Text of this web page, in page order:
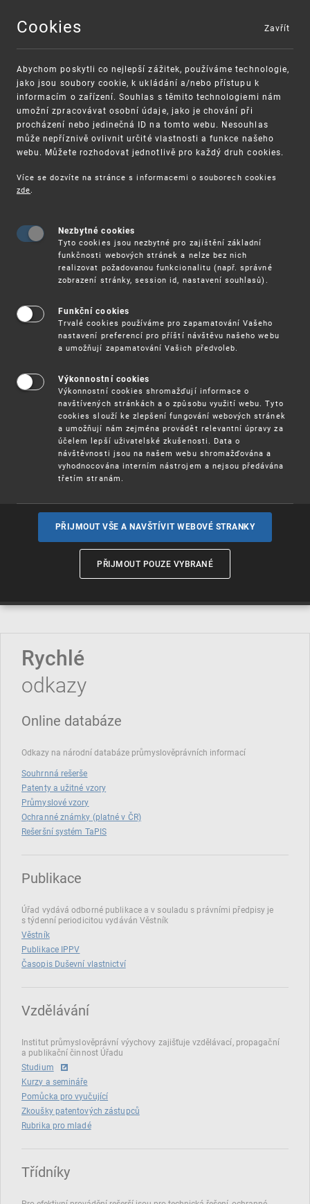
MENU
VAROVÁNÍ
Finanční podpora
Vynálezy / Patenty
Užitnévzory
Ochrannéznámky
Označení původua zeměpisná
Rychlé
odkazy
Online databáze
Odkazy na národní databáze průmyslověprávních informací
Souhrnná rešerše
Patenty a užitné vzory
Průmyslové vzory
Ochranné známky (platné v ČR)
Rešeršní systém TaPIS
Publikace
Úřad vydává odborné publikace a v souladu s právními předpisy je
s týdenní periodicitou vydáván Věstník
Věstník
Publikace IPPV
Časopis Duševní vlastnictví
Vzdělávání
Institut průmyslověprávní výychovy zajišťuje vzdělávací, propagační
a publikační činnost Úřadu
Studium
Kurzy a semináře
Pomůcka pro vyučující
Zkoušky patentových zástupců
Rubrika pro mladé
Třídníky
Cookies
Abychom poskytli co nejlepší zážitek, používáme technologie,
jako jsou soubory cookie, k ukládání a/nebo přístupu k
informacím o zařízení. Souhlas s těmito technologiemi nám
umožní zpracovávat osobní údaje, jako je chování při
procházení nebo jedinečná ID na tomto webu. Nesouhlas
může nepříznivě ovlivnit určité vlastnosti a funkce našeho
webu. Můžete rozhodovat jednotlivě pro každý druh cookies.
Více se dozvíte na stránce s informacemi o souborech cookies
zde.
Nezbytné cookies
Tyto cookies jsou nezbytné pro zajištění základní
funkčnosti webových stránek a nelze bez nich
realizovat požadovanou funkcionalitu (např. správné
zobrazení stránky, session id, nastavení souhlasů).
Funkční cookies
Trvalé cookies používáme pro zapamatování Vašeho
nastavení preferencí pro příští návštěvu našeho webu
a umožňují zapamatování Vašich předvoleb.
Výkonnostní cookies
Výkonnostní cookies shromažďují informace o
navštívených stránkách a o způsobu využití webu. Tyto
cookies slouží ke zlepšení fungování webových stránek
a umožňují nám zejména provádět relevantní úpravy za
účelem lepší uživatelské zkušenosti. Data o
návštěvnosti jsou na našem webu shromažďována a
vyhodnocována interním nástrojem a nejsou předávána
třetím stranám.
PŘIJMOUT VŠE A NAVŠTÍVIT WEBOVÉ STRANKY
PŘIJMOUT POUZE VYBRANÉ
Zavřít